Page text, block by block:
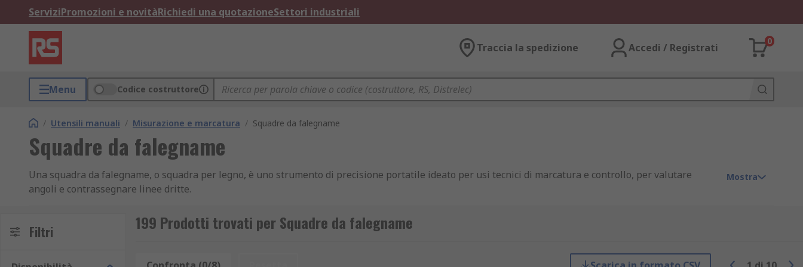
ServiziPromozioni e novitàRichiedi una quotazioneSettori industriali
Traccia la spedizione Accedi / Registrati
0
Menu Codice costruttore
/ Utensili manuali / Misurazione e marcatura / Squadre da falegname
Squadre da falegname
Una squadra da falegname, o squadra per legno, è uno strumento di precisione portatile ideato per usi tecnici di marcatura e controllo, per valutare
angoli e contrassegnare linee dritte.
Come si usa la squadra da falegname
90°. Le due parti si intercettano all'estremità creando un utensile di precisione a forma di L.
Mostra
Filtri 199 Prodotti trovati per Squadre da falegname